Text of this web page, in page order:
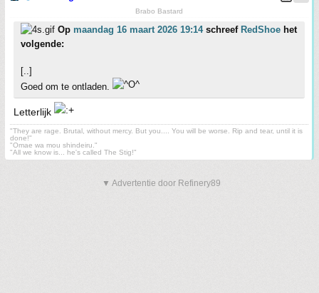
Brabo Bastard
Op maandag 16 maart 2026 19:14schreef RedShoe het
volgende:
[..]
Goed om te ontladen.
Letterlijk
"They are rage. Brutal, without mercy. But you.... You will be worse. Rip and tear, until it is
done!"
"Omae wa mou shindeiru."
"All we know is... he's called The Stig!"
▼ Advertentie door Refinery89